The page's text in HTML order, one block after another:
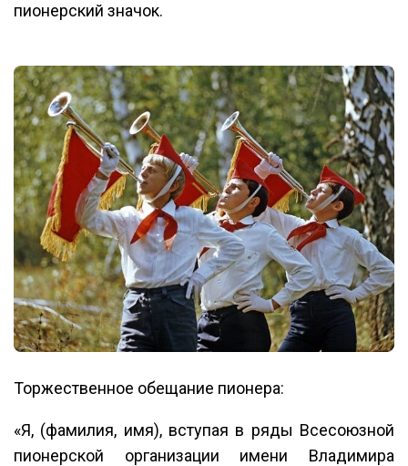
пионерский значок.
Торжественное обещание пионера:
«Я, (фамилия, имя), вступая в ряды Всесоюзной
пионерской организации имени Владимира